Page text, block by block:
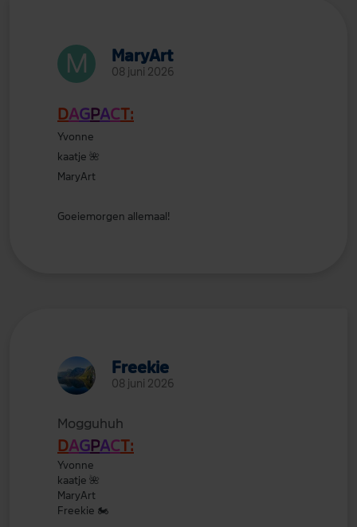
MaryArt
08 juni 2026
DAG PACT:
Yvonne
kaatje 🌺
MaryArt
Goeiemorgen allemaal!
Freekie
08 juni 2026
Mogguhuh
DAG PACT:
Yvonne
kaatje 🌺
MaryArt
Freekie 🏍️